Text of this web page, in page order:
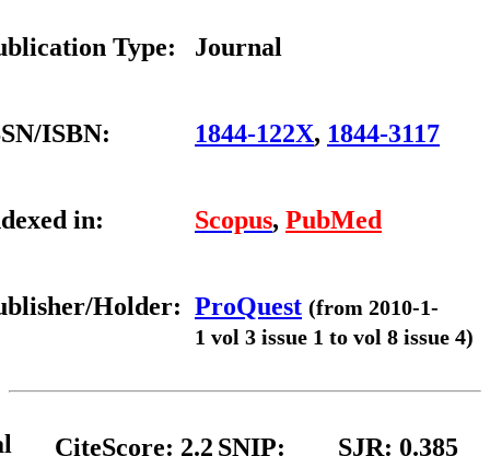
Publication Type: Journal
ISSN/ISBN: 1844-122X,1844-
Indexed in: Scopus, PubMed
Publisher/Holder: ProQuest (from
1vol 3issue1to vol8
Journal
CiteScore: 2.2 SNIP: SJR: